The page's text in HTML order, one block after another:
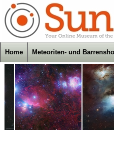
Home Meteoriten- und